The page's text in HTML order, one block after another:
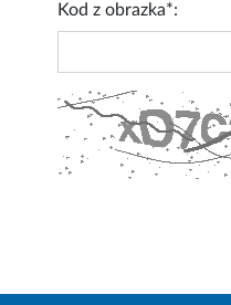
Kod z obrazka*: